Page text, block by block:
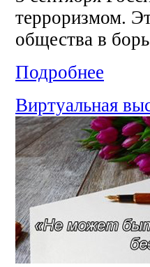
терроризмом.
общества в
Подробнее
Виртуальная